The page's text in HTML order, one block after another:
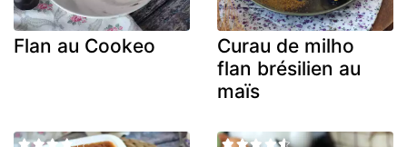
Flan au Cookeo
Curau de milho
flan brésilien au
maïs